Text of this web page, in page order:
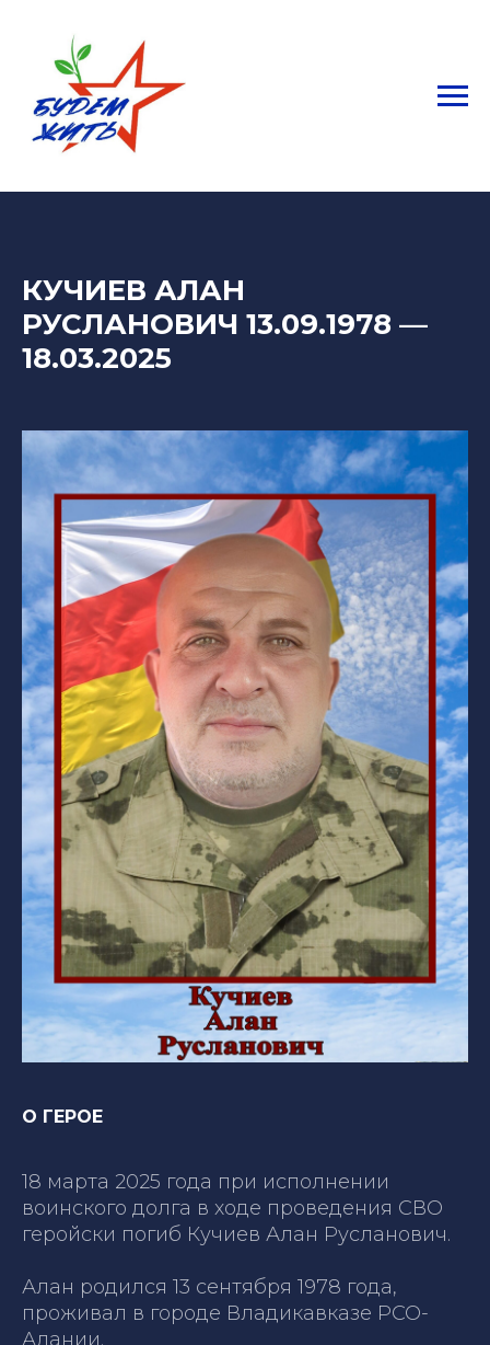
КУЧИЕВ АЛАН
РУСЛАНОВИЧ 13.09.1978 —
18.03.2025
О ГЕРОЕ
18 марта 2025 года при исполнении
воинского долга в ходе проведения СВО
геройски погиб Кучиев Алан Русланович.
Алан родился 13 сентября 1978 года,
проживал в городе Владикавказе РСО-
Алании.